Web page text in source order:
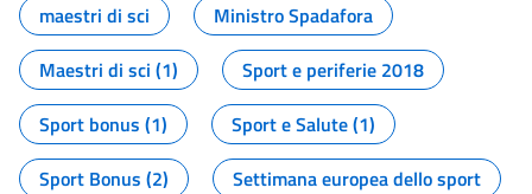
maestri di sci
Ministro Spadafora
Maestri di sci (1)
Sport e periferie 2018
Sport bonus (1)
Sport e Salute (1)
Sport Bonus (2)
Settimana europea dello sport